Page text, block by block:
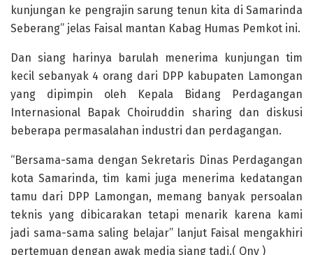
kunjungan ke pengrajin sarung tenun kita di Samarinda
Seberang” jelas Faisal mantan Kabag Humas Pemkot ini.
Dan siang harinya barulah menerima kunjungan tim
kecil sebanyak 4 orang dari DPP kabupaten Lamongan
yang dipimpin oleh Kepala Bidang Perdagangan
Internasional Bapak Choiruddin sharing dan diskusi
beberapa permasalahan industri dan perdagangan.
“Bersama-sama dengan Sekretaris Dinas Perdagangan
kota Samarinda, tim kami juga menerima kedatangan
tamu dari DPP Lamongan, memang banyak persoalan
teknis yang dibicarakan tetapi menarik karena kami
jadi sama-sama saling belajar” lanjut Faisal mengakhiri
pertemuan dengan awak media siang tadi.( Ony )